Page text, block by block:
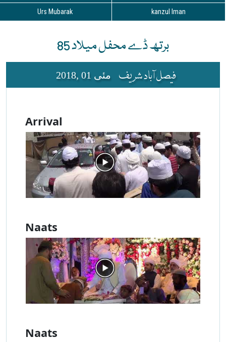
Urs Mubarak kanzul Iman
85 برتھ ڈے محفل میلاد
مئی 01 ,2018 فیصل آباد شریف
Arrival
Naats
Naats